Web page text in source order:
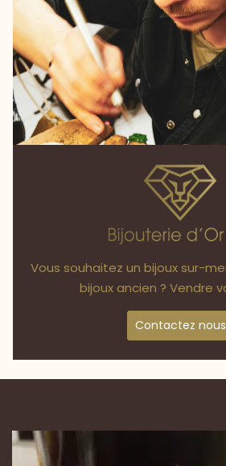
Vous souhaitez un bijoux sur-
bijoux ancien ? Vendre
Contactez nous